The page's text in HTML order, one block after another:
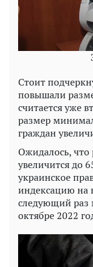
Стоит
повышали
считается уже
размер
граждан
Ожидалось, что
увеличится до
украинское
индексацию на
следующий раз
октябре 2022